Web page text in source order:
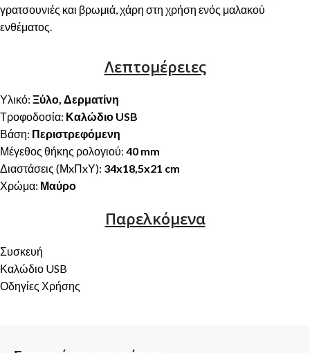
γρατσουνιές και βρωμιά, χάρη στη χρήση ενός μαλακού
ενθέματος.
Λεπτομέρειες
Υλικό: Ξύλο, Δερματίνη
Τροφοδοσία: Καλώδιο USB
Βάση: Περιστρεφόμενη
Μέγεθος θήκης ρολογιού: 40 mm
Διαστάσεις (ΜxΠxΥ): 34x18,5x21 cm
Χρώμα: Μαύρο
Παρελκόμενα
Συσκευή
Καλώδιο USB
Οδηγίες Χρήσης